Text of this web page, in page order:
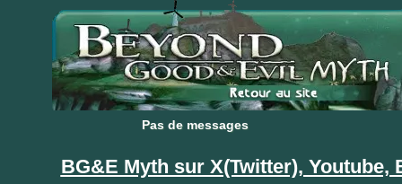
Pas de messages
Pas de messages
BG&E Myth sur X(Twitter), Youtube,